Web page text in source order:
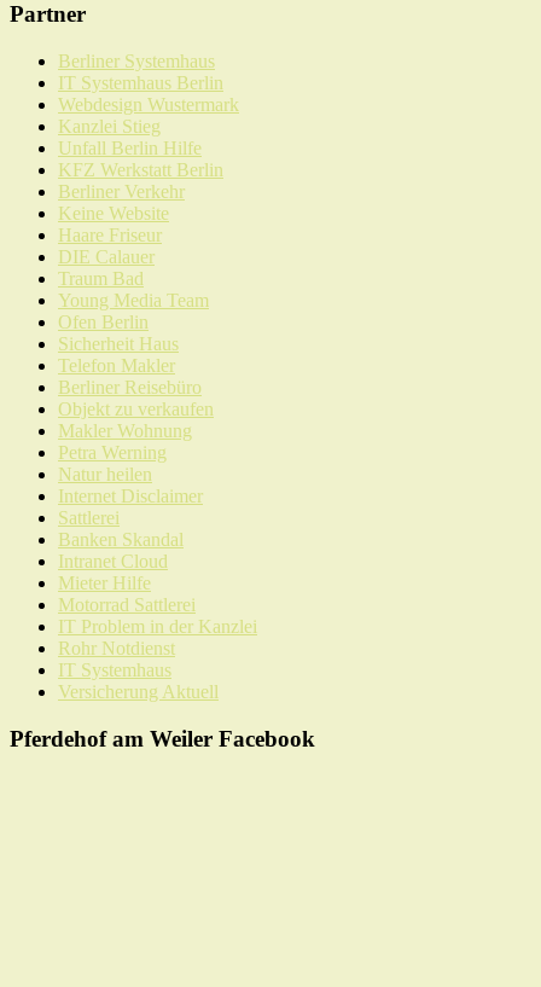
Partner
Berliner Systemhaus
IT Systemhaus Berlin
Webdesign Wustermark
Kanzlei Stieg
Unfall Berlin Hilfe
KFZ Werkstatt Berlin
Berliner Verkehr
Keine Website
Haare Friseur
DIE Calauer
Traum Bad
Young Media Team
Ofen Berlin
Sicherheit Haus
Telefon Makler
Berliner Reisebüro
Objekt zu verkaufen
Makler Wohnung
Petra Werning
Natur heilen
Internet Disclaimer
Sattlerei
Banken Skandal
Intranet Cloud
Mieter Hilfe
Motorrad Sattlerei
IT Problem in der Kanzlei
Rohr Notdienst
IT Systemhaus
Versicherung Aktuell
Pferdehof am Weiler Facebook